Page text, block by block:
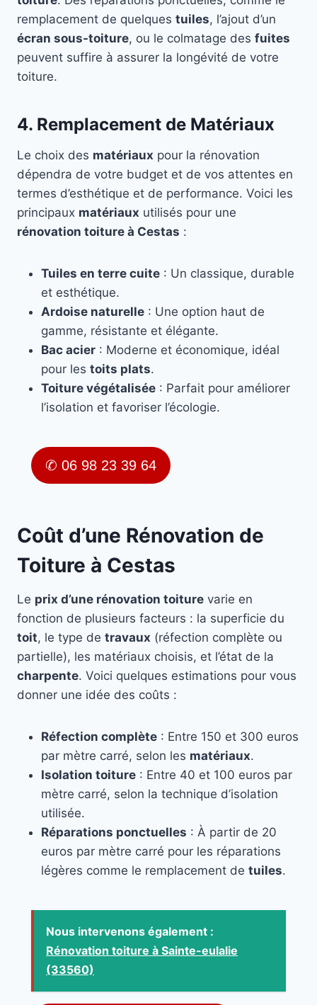
remplacement de quelques tuiles, l’ajout d’un
écran sous-toiture, ou le colmatage des fuites
peuvent suffire à assurer la longévité de votre
toiture.
4. Remplacement de Matériaux
Le choix des matériaux pour la rénovation
dépendra de votre budget et de vos attentes en
termes d’esthétique et de performance. Voici les
principaux matériaux utilisés pour une
rénovation toiture à Cestas :
Tuiles en terre cuite : Un classique, durable
et esthétique.
Ardoise naturelle : Une option haut de
gamme, résistante et élégante.
Bac acier : Moderne et économique, idéal
pour les toits plats.
Toiture végétalisée : Parfait pour améliorer
l’isolation et favoriser l’écologie.
✆ 06 98 23 39 64
Coût d’une Rénovation de
Toiture à Cestas
Le prix d’une rénovation toiture varie en
fonction de plusieurs facteurs : la superficie du
toit, le type de travaux (réfection complète ou
partielle), les matériaux choisis, et l’état de la
charpente. Voici quelques estimations pour vous
donner une idée des coûts :
Réfection complète : Entre 150 et 300 euros
par mètre carré, selon les matériaux.
Isolation toiture : Entre 40 et 100 euros par
mètre carré, selon la technique d’isolation
utilisée.
Réparations ponctuelles : À partir de 20
euros par mètre carré pour les réparations
légères comme le remplacement de tuiles.
Nous intervenons également :
Rénovation toiture à Sainte-eulalie
(33560)